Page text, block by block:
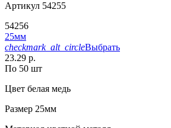
Артикул 54255
54256
25мм
checkmark_alt_circleВыбрать
23.29 р.
По 50 шт
Цвет белая медь
Размер 25мм